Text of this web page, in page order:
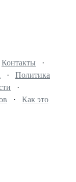
Контакты ·
· Политика
·
· Как это